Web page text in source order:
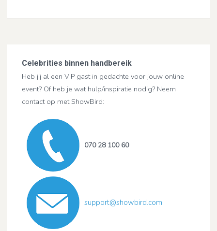
Celebrities binnen handbereik
Heb jij al een VIP gast in gedachte voor jouw online
event? Of heb je wat hulp/inspiratie nodig? Neem
contact op met ShowBird:
070 28 100 60
support@showbird.com